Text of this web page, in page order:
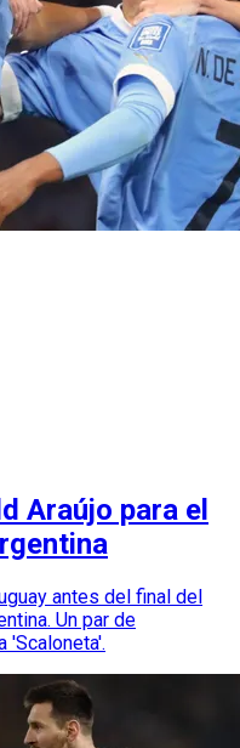
Araújo para el
antes del final del
Un par de
'Scaloneta'.